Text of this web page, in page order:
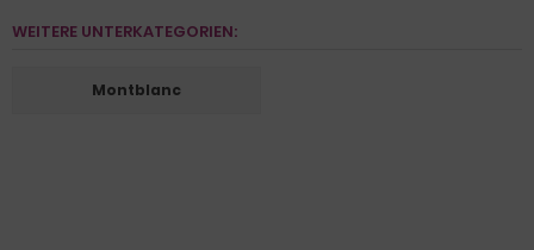
WEITERE UNTERKATEGORIEN:
Montblanc